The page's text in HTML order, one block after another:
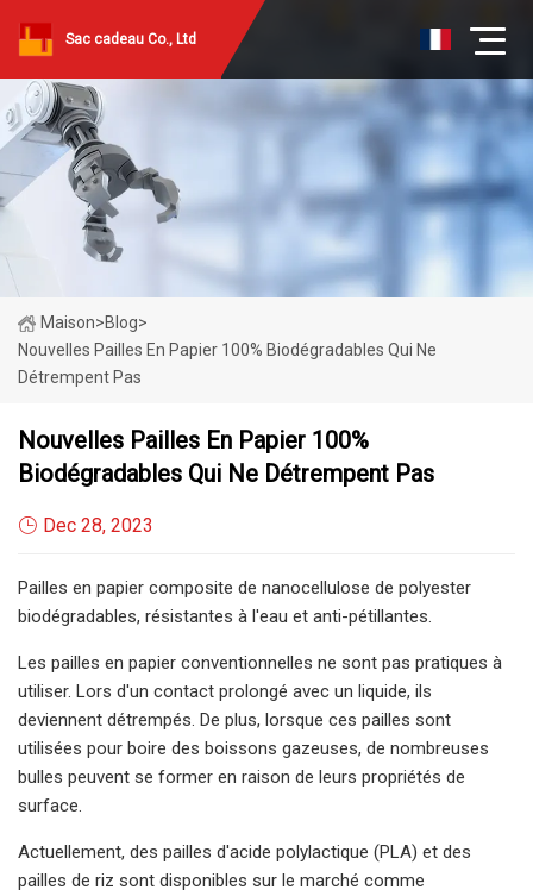
Sac cadeau Co., Ltd
Maison>Blog>
Nouvelles Pailles En Papier 100% Biodégradables Qui Ne
Détrempent Pas
Nouvelles Pailles En Papier 100%
Biodégradables Qui Ne Détrempent Pas
Dec 28, 2023
Pailles en papier composite de nanocellulose de polyester
biodégradables, résistantes à l'eau et anti-pétillantes.
Les pailles en papier conventionnelles ne sont pas pratiques à
utiliser. Lors d'un contact prolongé avec un liquide, ils
deviennent détrempés. De plus, lorsque ces pailles sont
utilisées pour boire des boissons gazeuses, de nombreuses
bulles peuvent se former en raison de leurs propriétés de
surface.
Actuellement, des pailles d'acide polylactique (PLA) et des
pailles de riz sont disponibles sur le marché comme